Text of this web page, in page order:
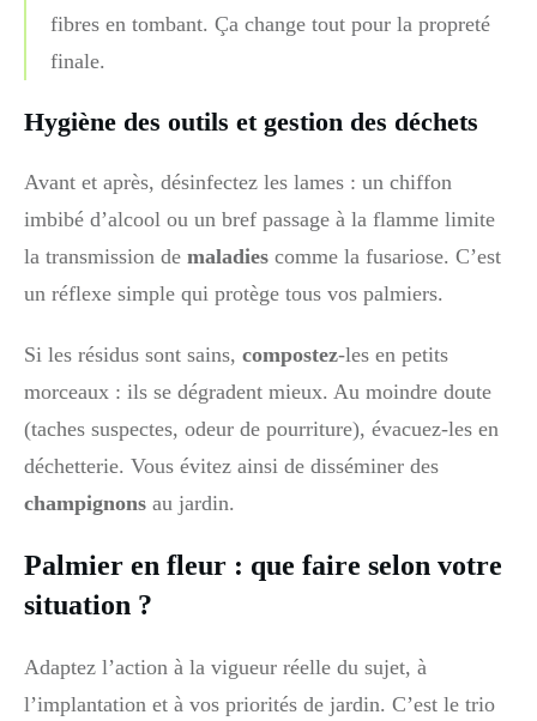
fibres en tombant. Ça change tout pour la propreté
finale.
Hygiène des outils et gestion des déchets
Avant et après, désinfectez les lames : un chiffon
imbibé d’alcool ou un bref passage à la flamme limite
la transmission de maladies comme la fusariose. C’est
un réflexe simple qui protège tous vos palmiers.
Si les résidus sont sains, compostez-les en petits
morceaux : ils se dégradent mieux. Au moindre doute
(taches suspectes, odeur de pourriture), évacuez-les en
déchetterie. Vous évitez ainsi de disséminer des
champignons au jardin.
Palmier en fleur : que faire selon votre
situation ?
Adaptez l’action à la vigueur réelle du sujet, à
l’implantation et à vos priorités de jardin. C’est le trio